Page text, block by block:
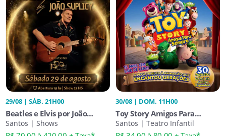
29/08 | SÁB. 21H00
Beatles e Elvis por João
Suplicy
Santos | Shows
30/08 | DOM. 11H00
Toy Story Amigos Para
Sempre
Santos | Teatro Infantil